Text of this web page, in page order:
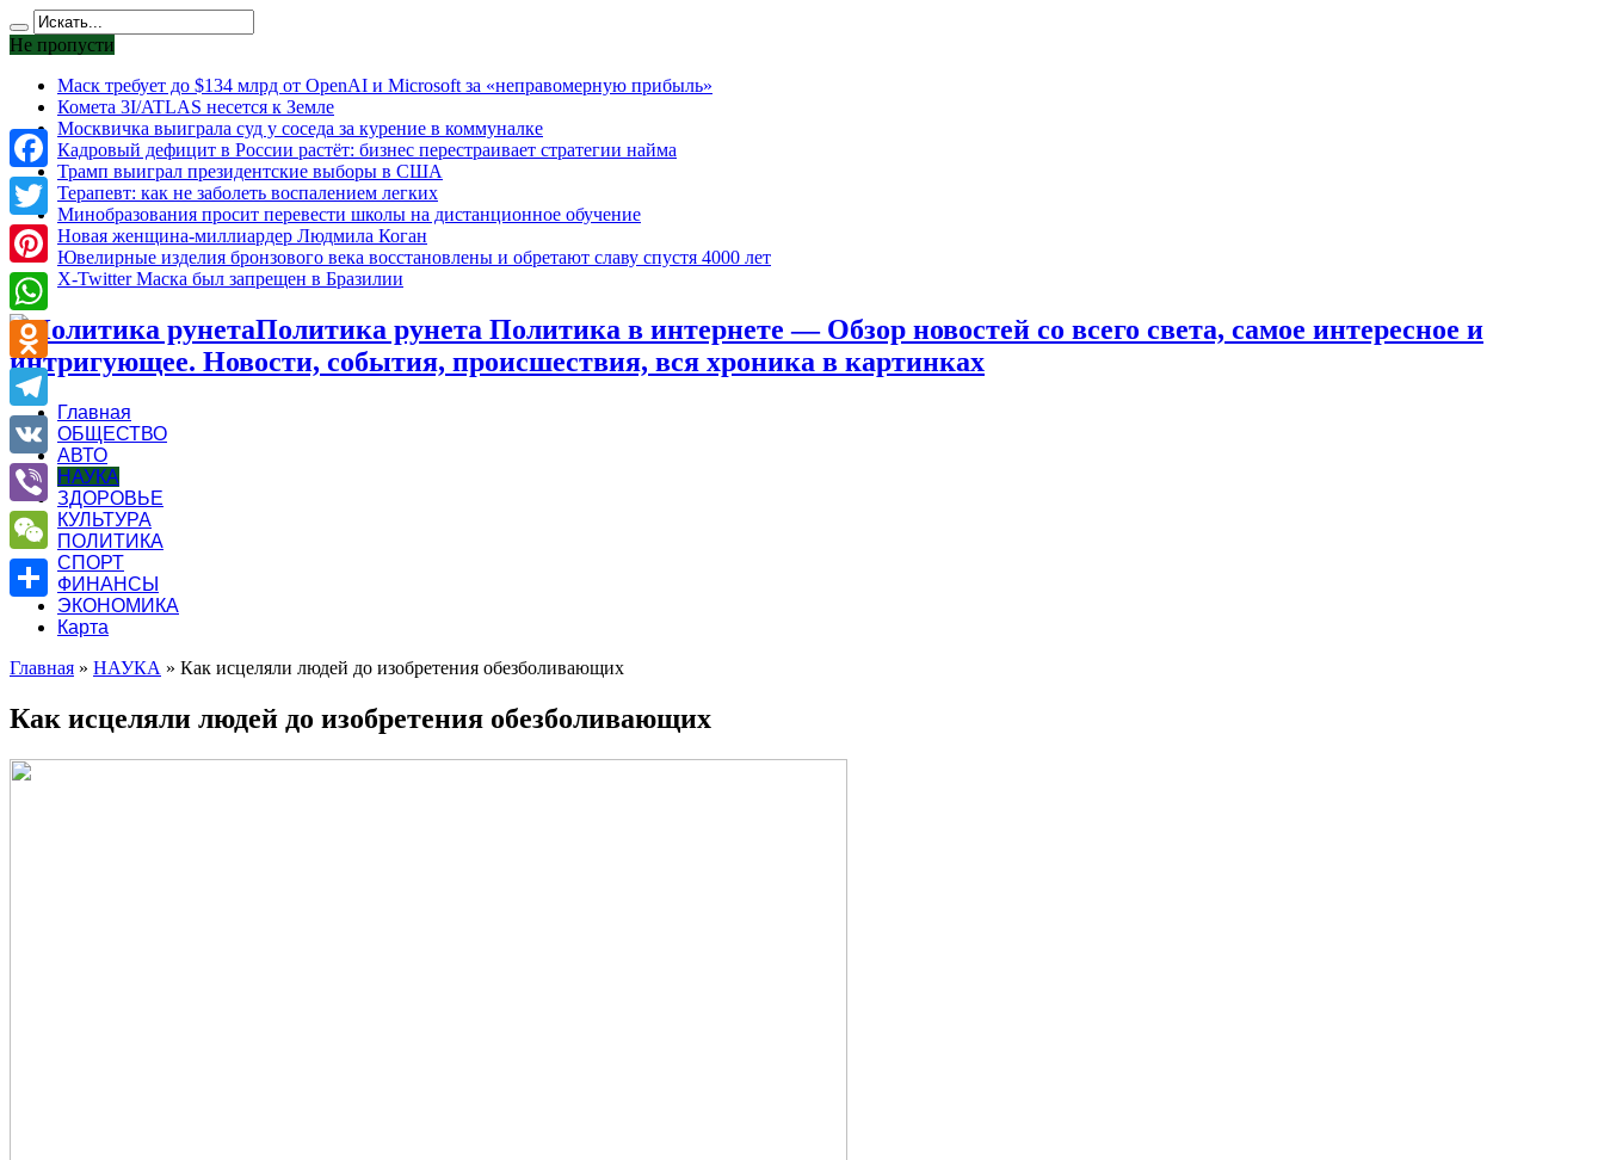
Не пропусти
Маск требует до $134 млрд от OpenAI и Microsoft за «неправомерную прибыль»
Комета 3I/ATLAS несется к Земле
Москвичка выиграла суд у соседа за курение в коммуналке
Кадровый дефицит в России растёт: бизнес перестраивает стратегии найма
Трамп выиграл президентские выборы в США
Терапевт: как не заболеть воспалением легких
Минобразования просит перевести школы на дистанционное обучение
Новая женщина-миллиардер Людмила Коган
Ювелирные изделия бронзового века восстановлены и обретают славу спустя 4000 лет
X-Twitter Маска был запрещен в Бразилии
Политика рунета Политика в интернете — Обзор новостей со всего света, самое интересное и
интригующее. Новости, события, происшествия, вся хроника в картинках
Главная
ОБЩЕСТВО
АВТО
НАУКА
ЗДОРОВЬЕ
КУЛЬТУРА
ПОЛИТИКА
СПОРТ
ФИНАНСЫ
ЭКОНОМИКА
Карта
Главная » НАУКА » Как исцеляли людей до изобретения обезболивающих
Как исцеляли людей до изобретения обезболивающих
Facebook
Twitter
Pinterest
WhatsApp
Odnoklassniki
Telegram
VK
Viber
WeChat
Отправить